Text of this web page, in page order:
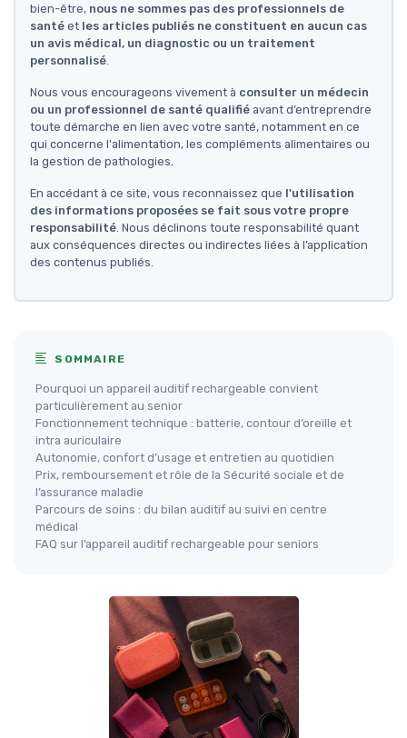
bien-être, nous ne sommes pas des professionnels de
santé et les articles publiés ne constituent en aucun cas
un avis médical, un diagnostic ou un traitement
personnalisé.
Nous vous encourageons vivement à consulter un médecin
ou un professionnel de santé qualifié avant d’entreprendre
toute démarche en lien avec votre santé, notamment en ce
qui concerne l'alimentation, les compléments alimentaires ou
la gestion de pathologies.
En accédant à ce site, vous reconnaissez que l'utilisation
des informations proposées se fait sous votre propre
responsabilité. Nous déclinons toute responsabilité quant
aux conséquences directes ou indirectes liées à l’application
des contenus publiés.
SOMMAIRE
Pourquoi un appareil auditif rechargeable convient
particulièrement au senior
Fonctionnement technique : batterie, contour d’oreille et
intra auriculaire
Autonomie, confort d’usage et entretien au quotidien
Prix, remboursement et rôle de la Sécurité sociale et de
l’assurance maladie
Parcours de soins : du bilan auditif au suivi en centre
médical
FAQ sur l’appareil auditif rechargeable pour seniors